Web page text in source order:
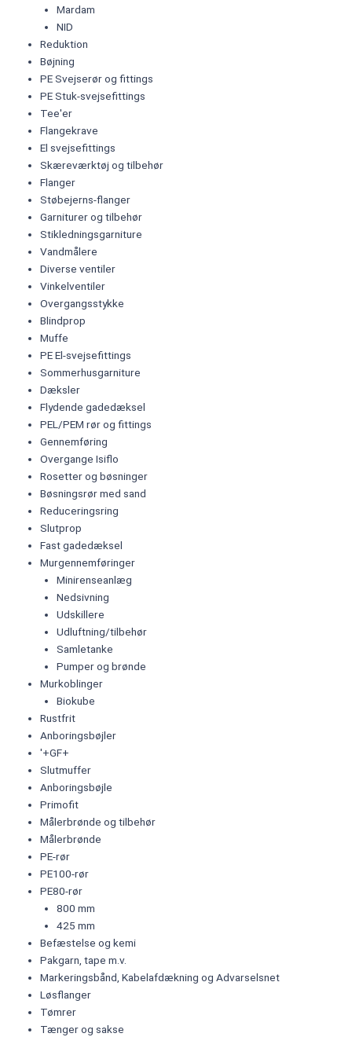
Mardam
NID
Reduktion
Bøjning
PE Svejserør og fittings
PE Stuk-svejsefittings
Tee'er
Flangekrave
El svejsefittings
Skæreværktøj og tilbehør
Flanger
Støbejerns-flanger
Garniturer og tilbehør
Stikledningsgarniture
Vandmålere
Diverse ventiler
Vinkelventiler
Overgangsstykke
Blindprop
Muffe
PE El-svejsefittings
Sommerhusgarniture
Dæksler
Flydende gadedæksel
PEL/PEM rør og fittings
Gennemføring
Overgange Isiflo
Rosetter og bøsninger
Bøsningsrør med sand
Reduceringsring
Slutprop
Fast gadedæksel
Murgennemføringer
Minirenseanlæg
Nedsivning
Udskillere
Udluftning/tilbehør
Samletanke
Pumper og brønde
Murkoblinger
Biokube
Rustfrit
Anboringsbøjler
'+GF+
Slutmuffer
Anboringsbøjle
Primofit
Målerbrønde og tilbehør
Målerbrønde
PE-rør
PE100-rør
PE80-rør
800 mm
425 mm
Befæstelse og kemi
Pakgarn, tape m.v.
Markeringsbånd, Kabelafdækning og Advarselsnet
Løsflanger
Tømrer
Tænger og sakse